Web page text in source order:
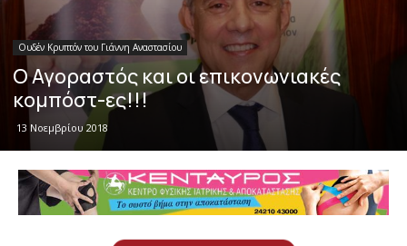
Ουδέν Κρυπτόν του Γιάννη Αναστασίου
Ο Αγοραστός και οι επικονωνιακές
κομπόστ-ες!!!
13 Νοεμβρίου 2018